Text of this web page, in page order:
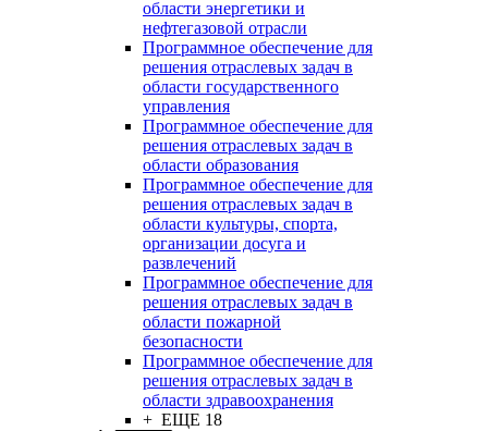
области энергетики и
нефтегазовой отрасли
Программное обеспечение для
решения отраслевых задач в
области государственного
управления
Программное обеспечение для
решения отраслевых задач в
области образования
Программное обеспечение для
решения отраслевых задач в
области культуры, спорта,
организации досуга и
развлечений
Программное обеспечение для
решения отраслевых задач в
области пожарной
безопасности
Программное обеспечение для
решения отраслевых задач в
области здравоохранения
+ ЕЩЕ 18